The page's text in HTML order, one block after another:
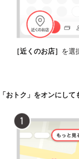
［近くのお店］ を選
「おトク」をオンにし